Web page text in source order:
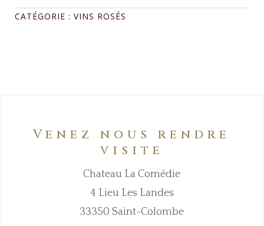
Vaudevilles
CATÉGORIE : VINS ROSÉS
Venez nous rendre
visite
Chateau La Comédie
4 Lieu Les Landes
33350 Saint-Colombe